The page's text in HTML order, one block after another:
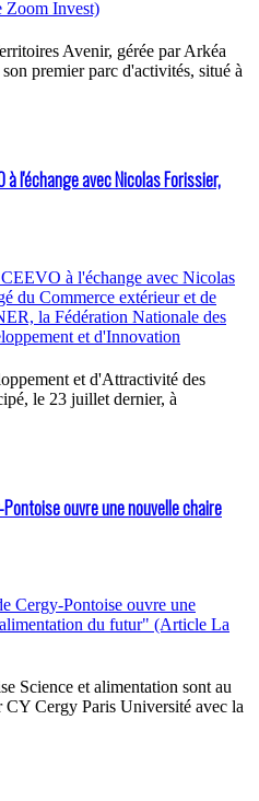
Avenir, gérée par Arkéa
premier parc d'activités, situé à
l'échange avec Nicolas Forissier,
et d'Attractivité des
le 23 juillet dernier, à
ouvre une nouvelle chaire
Science et alimentation sont au
CY Cergy Paris Université avec la